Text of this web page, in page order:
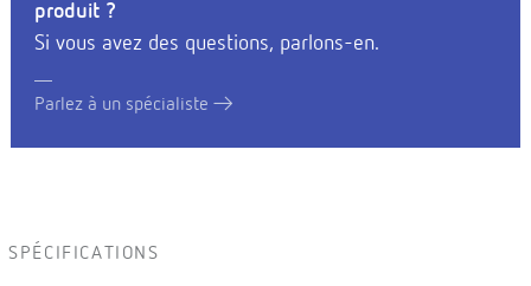
produit ?
Si vous avez des questions, parlons-en.
Parlez à un spécialiste
SPÉCIFICATIONS